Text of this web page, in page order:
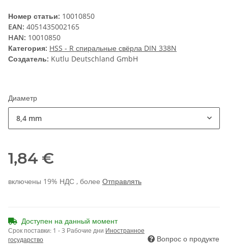
Номер статьи: 10010850
EAN: 4051435002165
HAN: 10010850
Категория: HSS - R спиральные свёрла DIN 338N
Создатель: Kutlu Deutschland GmbH
Диаметр
8,4 mm
1,84 €
включены 19% НДС , более Отправлять
Доступен на данный момент
Срок поставки: 1 - 3 Рабочие дни Иностранное
государство
Вопрос о продукте